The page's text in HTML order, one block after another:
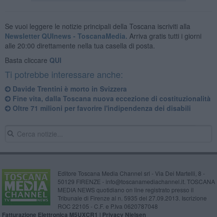
Se vuoi leggere le notizie principali della Toscana iscriviti alla
Newsletter QUInews - ToscanaMedia. Arriva gratis tutti i giorni
alle 20:00 direttamente nella tua casella di posta.
Basta cliccare QUI
Ti potrebbe interessare anche:
Davide Trentini è morto in Svizzera
Fine vita, dalla Toscana nuova eccezione di costituzionalità
Oltre 71 milioni per favorire l'indipendenza dei disabili
Editore Toscana Media Channel srl - Via Dei Martelli, 8 -
50129 FIRENZE - info@toscanamediachannel.it. TOSCANA
MEDIA NEWS quotidiano on line registrato presso il
Tribunale di Firenze al n. 5935 del 27.09.2013. Iscrizione
ROC 22105 - C.F. e P.Iva 0620787048
Fatturazione Elettronica M5UXCR1 | Privacy Nielsen